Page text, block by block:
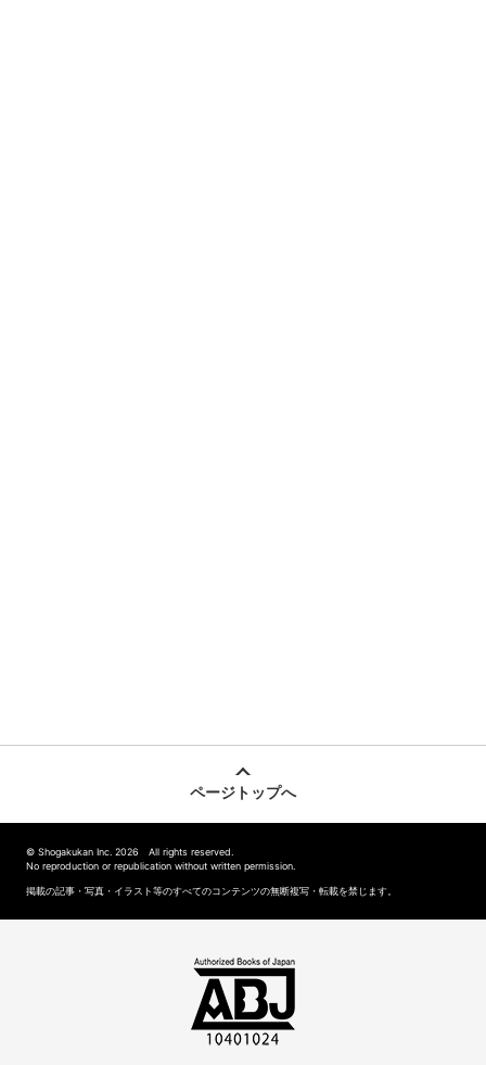
ページトップへ
© Shogakukan Inc. 2026 All rights reserved.
No reproduction or republication without written permission.
掲載の記事・写真・イラスト等のすべてのコンテンツの無断複写・転載を禁じます。